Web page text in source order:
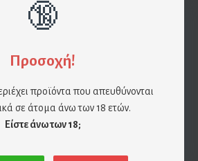
🔞
Προσοχή!
προϊόντα που απευθύνονται
σε άτομα άνω των 18 ετών.
Είστε άνω των 18;
πλήρης οδηγίες στα Ελληνικά. Η Fire-
ευθύνη σε περίπτωση ατυχήματος λόγω μη
φέρει καμία ευθύνη για φθορά του
, υγρασίας και βίαιης συμπεριφοράς. Αν